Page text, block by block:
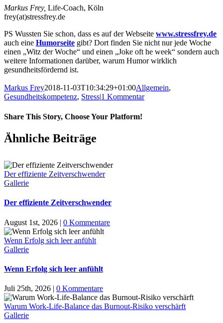
Markus Frey, Life-Coach, Köln
frey(at)stressfrey.de
PS Wussten Sie schon, dass es auf der Webseite www.stressfrey.de
auch eine Humorseite gibt? Dort finden Sie nicht nur jede Woche
einen „Witz der Woche“ und einen „Joke oft he week“ sondern auch
weitere Informationen darüber, warum Humor wirklich
gesundheitsfördernd ist.
Markus Frey2018-11-03T10:34:29+01:00Allgemein,
Gesundheitskompetenz, Stress|1 Kommentar
Share This Story, Choose Your Platform!
Ähnliche Beiträge
Der effiziente Zeitverschwender
Gallerie
Der effiziente Zeitverschwender
August 1st, 2026 | 0 Kommentare
Wenn Erfolg sich leer anfühlt
Gallerie
Wenn Erfolg sich leer anfühlt
Juli 25th, 2026 | 0 Kommentare
Warum Work-Life-Balance das Burnout-Risiko verschärft
Gallerie